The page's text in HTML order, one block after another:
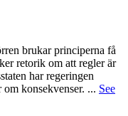
brukar principerna få
retorik om att regler är
har regeringen
konsekvenser. ... See